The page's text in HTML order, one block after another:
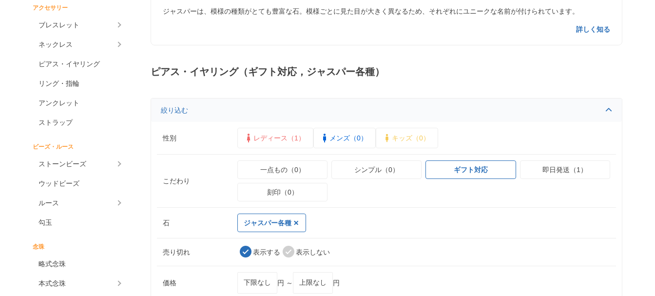
アクセサリー
ブレスレット
ネックレス
ピアス・イヤリング
リング・指輪
アンクレット
ストラップ
ビーズ・ルース
ストーンビーズ
ウッドビーズ
ルース
勾玉
念珠
略式念珠
本式念珠
ジャスパーは、模様の種類がとても豊富な石。模様ごとに見た目が大きく異なるため、それぞれにユニークな名前が付けられています。
詳しく知る
ピアス・イヤリング（ギフト対応，ジャスパー各種）
絞り込む
性別 レディース（1） メンズ（0） キッズ（0）
こだわり
一点もの（0） シンプル（0） ギフト対応 即日発送（1）
刻印（0）
石 ジャスパー各種
売り切れ 表示する 表示しない
価格 円 ～ 円